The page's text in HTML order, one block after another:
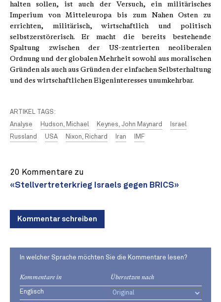
halten sollen, ist auch der Versuch, ein militärisches
Imperium von Mitteleuropa bis zum Nahen Osten zu
errichten, militärisch, wirtschaftlich und politisch
selbstzerstörerisch. Er macht die bereits bestehende
Spaltung zwischen der US-zentrierten neoliberalen
Ordnung und der globalen Mehrheit sowohl aus moralischen
Gründen als auch aus Gründen der einfachen Selbsterhaltung
und des wirtschaftlichen Eigeninteresses unumkehrbar.
ARTIKEL TAGS:
Analyse
Hudson, Michael Keynes, John Maynard
Israel
Russland
USA Nixon, Richard Iran IMF
20 Kommentare zu
«Stellvertreterkrieg Israels gegen BRICS»
Kommentar schreiben
In welcher Sprache möchten Sie die Kommentare lesen?
Kommentare in Übersetzen nach
Englisch